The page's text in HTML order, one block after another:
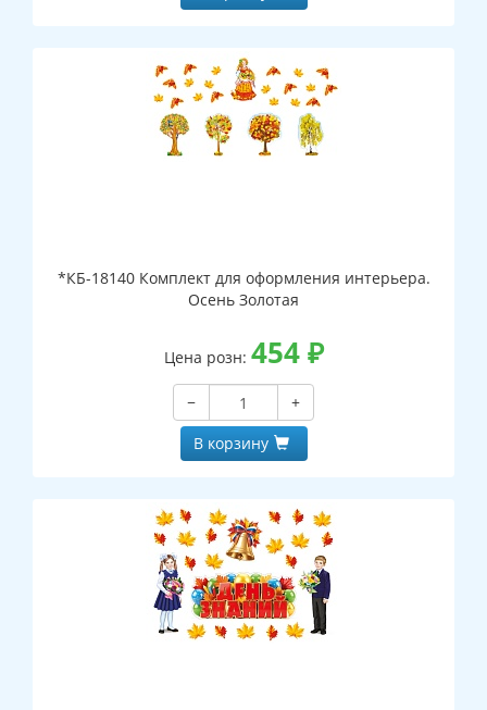
*КБ-18140 Комплект для оформления интерьера.
Осень Золотая
Цена розн: 454₽
−
+
В корзину